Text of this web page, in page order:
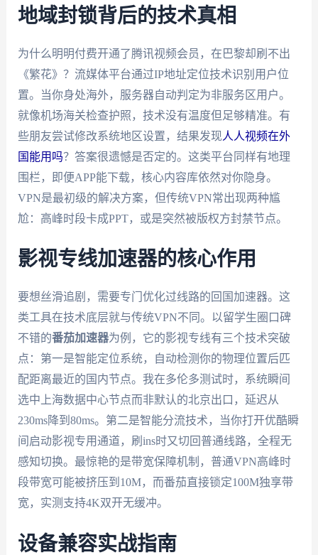
地域封锁背后的技术真相
为什么明明付费开通了腾讯视频会员，在巴黎却刷不出
《繁花》？流媒体平台通过IP地址定位技术识别用户位
置。当你身处海外，服务器自动判定为非服务区用户。
就像机场海关检查护照，技术没有温度但足够精准。有
些朋友尝试修改系统地区设置，结果发现人人视频在外
国能用吗？答案很遗憾是否定的。这类平台同样有地理
围栏，即便APP能下载，核心内容库依然对你隐身。
VPN是最初级的解决方案，但传统VPN常出现两种尴
尬：高峰时段卡成PPT，或是突然被版权方封禁节点。
影视专线加速器的核心作用
要想丝滑追剧，需要专门优化过线路的回国加速器。这
类工具在技术底层就与传统VPN不同。以留学生圈口碑
不错的番茄加速器为例，它的影视专线有三个技术突破
点：第一是智能定位系统，自动检测你的物理位置后匹
配距离最近的国内节点。我在多伦多测试时，系统瞬间
选中上海数据中心节点而非默认的北京出口，延迟从
230ms降到80ms。第二是智能分流技术，当你打开优酷瞬
间启动影视专用通道，刷ins时又切回普通线路，全程无
感知切换。最惊艳的是带宽保障机制，普通VPN高峰时
段带宽可能被挤压到10M，而番茄直接锁定100M独享带
宽，实测支持4K双开无缓冲。
设备兼容实战指南